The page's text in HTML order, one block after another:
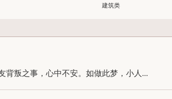
建筑类
背叛之事，心中不安。如做此梦，小人...